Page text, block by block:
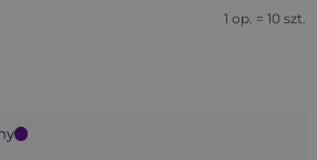
1 op. = 10 szt.